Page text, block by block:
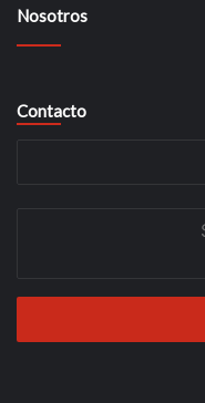
Nosotros
Contacto